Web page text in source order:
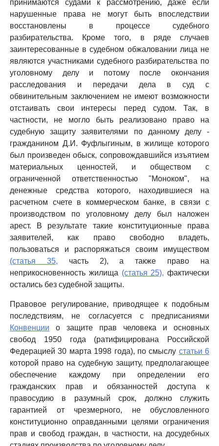
принимаются судами к рассмотрению, даже если
нарушенные права не могут быть впоследствии
восстановлены в процессе судебного
разбирательства. Кроме того, в ряде случаев
заинтересованные в судебном обжаловании лица не
являются участниками судебного разбирательства по
уголовному делу и потому после окончания
расследования и передачи дела в суд с
обвинительным заключением не имеют возможности
отстаивать свои интересы перед судом. Так, в
частности, не могло быть реализовано право на
судебную защиту заявителями по данному делу -
гражданином Д.И. Фуфлыгиным, в жилище которого
был произведен обыск, сопровождавшийся изъятием
материальных ценностей, и обществом с
ограниченной ответственностью "Моноком", на
денежные средства которого, находившиеся на
расчетном счете в коммерческом банке, в связи с
производством по уголовному делу был наложен
арест. В результате такие конституционные права
заявителей, как право свободно владеть,
пользоваться и распоряжаться своим имуществом
(статья 35, часть 2), а также право на
неприкосновенность жилища (статья 25), фактически
остались без судебной защиты.
Правовое регулирование, приводящее к подобным
последствиям, не согласуется с предписаниями
Конвенции о защите прав человека и основных
свобод 1950 года (ратифицирована Российской
Федерацией 30 марта 1998 года), по смыслу статьи 6
которой право на судебную защиту, предполагающее
обеспечение каждому при определении его
гражданских прав и обязанностей доступа к
правосудию в разумный срок, должно служить
гарантией от чрезмерного, не обусловленного
конституционно оправданными целями ограничения
прав и свобод граждан, в частности, на досудебных